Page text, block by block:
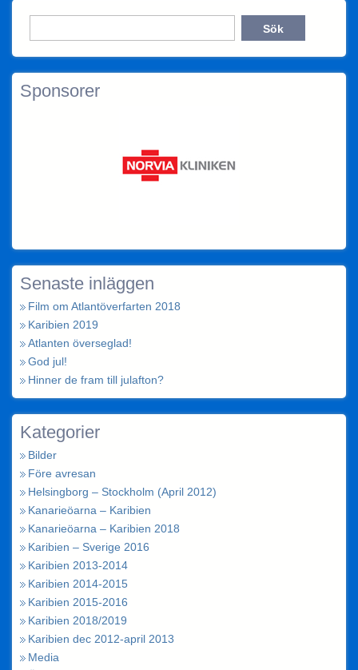
Sponsorer
Senaste inläggen
Film om Atlantöverfarten 2018
Karibien 2019
Atlanten överseglad!
God jul!
Hinner de fram till julafton?
Kategorier
Bilder
Före avresan
Helsingborg – Stockholm (April 2012)
Kanarieöarna – Karibien
Kanarieöarna – Karibien 2018
Karibien – Sverige 2016
Karibien 2013-2014
Karibien 2014-2015
Karibien 2015-2016
Karibien 2018/2019
Karibien dec 2012-april 2013
Media